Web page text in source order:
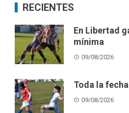
RECIENTES
En Libertad
mínima
09/08/2026
Toda la
09/08/2026